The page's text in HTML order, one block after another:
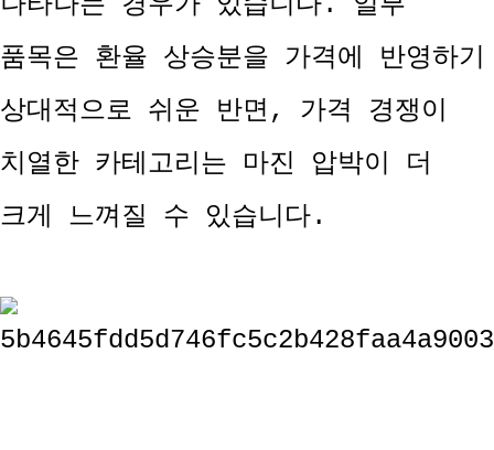
품목은 환율 상승분을 가격에 반영하기
상대적으로 쉬운 반면, 가격 경쟁이
치열한 카테고리는 마진 압박이 더
크게 느껴질 수 있습니다.